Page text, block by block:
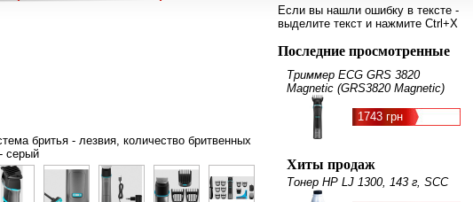
бритья - лезвия, количество бритвенных
серый
Если вы нашли ошибку в тексте -
выделите текст и нажмите Ctrl+X
Последние просмотренные
Триммер ECG GRS 3820
Magnetic (GRS3820 Magnetic)
1743 грн
Хиты продаж
Тонер HP LJ 1300, 143 г, SCC